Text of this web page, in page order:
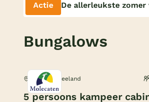
Actie De allerleukste
Bungalows
Cadzand, Zeeland
5 persoons kampeer